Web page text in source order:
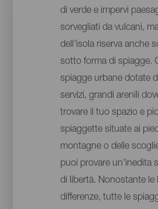
di verde e impervi
sorvegliati da vulcani,
dell'isola riserva anche
sotto forma di spiagge.
spiagge urbane dotate
servizi, grandi arenili
trovare il tuo spazio e
spiaggette situate ai
montagne o delle
puoi provare un'inedita
di libertà. Nonostante le
differenze, tutte le